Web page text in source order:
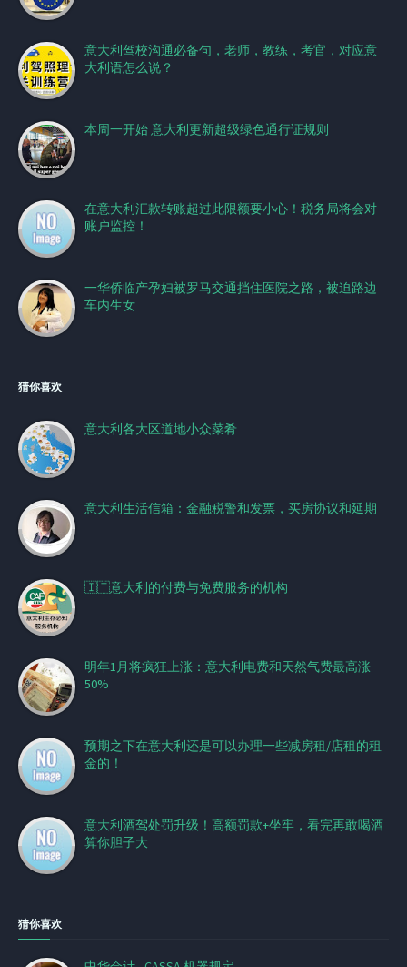
意大利驾校沟通必备句，老师，教练，考官，对应意
大利语怎么说？
本周一开始 意大利更新超级绿色通行证规则
在意大利汇款转账超过此限额要小心！税务局将会对
账户监控！
一华侨临产孕妇被罗马交通挡住医院之路，被迫路边
车内生女
猜你喜欢
意大利各大区道地小众菜肴
意大利生活信箱：金融税警和发票，买房协议和延期
🇮🇹意大利的付费与免费服务的机构
明年1月将疯狂上涨：意大利电费和天然气费最高涨
50%
预期之下在意大利还是可以办理一些减房租/店租的租
金的！
意大利酒驾处罚升级！高额罚款+坐牢，看完再敢喝酒
算你胆子大
猜你喜欢